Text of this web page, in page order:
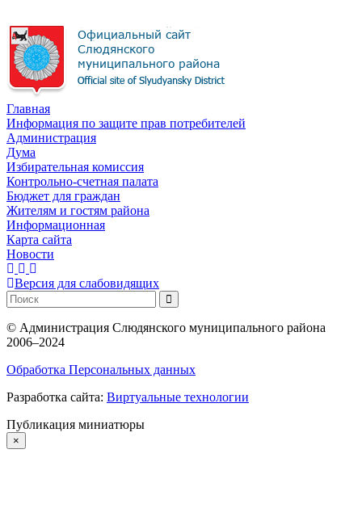
Главная
Информация по защите прав потребителей
Администрация
Дума
Избирательная комиссия
Контрольно-счетная палата
Бюджет для граждан
Жителям и гостям района
Информационная
Карта сайта
Новости
Версия для слабовидящих
© Администрация Слюдянского муниципального района
2006–2024
Обработка Персональных данных
Разработка сайта: Виртуальные технологии
Публикация миниатюры
×